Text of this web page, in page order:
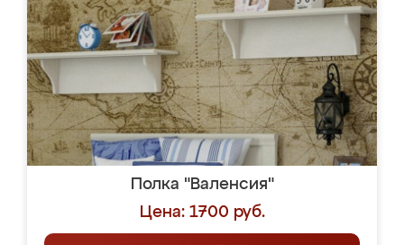
Полка "Валенсия"
Цена: 1700 руб.